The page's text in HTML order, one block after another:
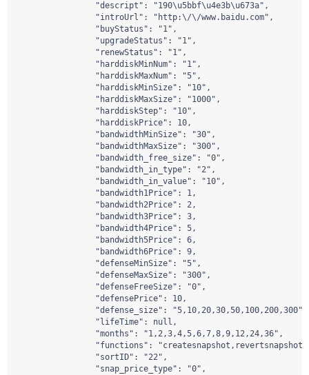
                "descript": "190\u5bbf\u4e3b\u673a",
                "introUrl": "http:\/\/www.baidu.com",
                "buyStatus": "1",
                "upgradeStatus": "1",
                "renewStatus": "1",
                "harddiskMinNum": "1",
                "harddiskMaxNum": "5",
                "harddiskMinSize": "10",
                "harddiskMaxSize": "1000",
                "harddiskStep": "10",
                "harddiskPrice": 10,
                "bandwidthMinSize": "30",
                "bandwidthMaxSize": "300",
                "bandwidth_free_size": "0",
                "bandwidth_in_type": "2",
                "bandwidth_in_value": "10",
                "bandwidth1Price": 1,
                "bandwidth2Price": 2,
                "bandwidth3Price": 3,
                "bandwidth4Price": 5,
                "bandwidth5Price": 6,
                "bandwidth6Price": 9,
                "defenseMinSize": "5",
                "defenseMaxSize": "300",
                "defenseFreeSize": "0",
                "defensePrice": 10,
                "defense_size": "5,10,20,30,50,100,200,300",
                "lifeTime": null,
                "months": "1,2,3,4,5,6,7,8,9,12,24,36",
"functions":
                "sortID": "22",
                "snap_price_type": "0",